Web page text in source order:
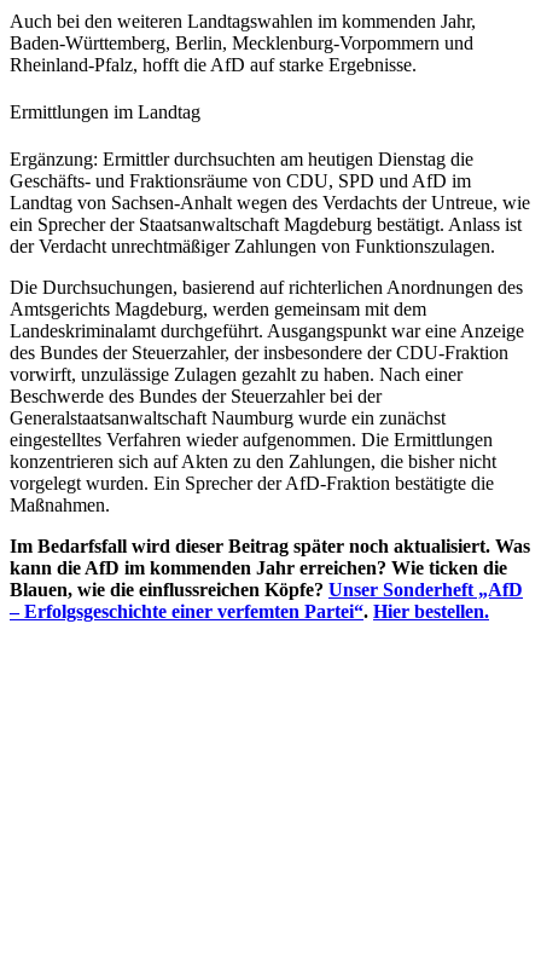
Auch bei den weiteren Landtagswahlen im kommenden Jahr,
Baden-Württemberg, Berlin, Mecklenburg-Vorpommern und
Rheinland-Pfalz, hofft die AfD auf starke Ergebnisse.
Ermittlungen im Landtag
Ergänzung: Ermittler durchsuchten am heutigen Dienstag die
Geschäfts- und Fraktionsräume von CDU, SPD und AfD im
Landtag von Sachsen-Anhalt wegen des Verdachts der Untreue, wie
ein Sprecher der Staatsanwaltschaft Magdeburg bestätigt. Anlass ist
der Verdacht unrechtmäßiger Zahlungen von Funktionszulagen.
Die Durchsuchungen, basierend auf richterlichen Anordnungen des
Amtsgerichts Magdeburg, werden gemeinsam mit dem
Landeskriminalamt durchgeführt. Ausgangspunkt war eine Anzeige
des Bundes der Steuerzahler, der insbesondere der CDU-Fraktion
vorwirft, unzulässige Zulagen gezahlt zu haben. Nach einer
Beschwerde des Bundes der Steuerzahler bei der
Generalstaatsanwaltschaft Naumburg wurde ein zunächst
eingestelltes Verfahren wieder aufgenommen. Die Ermittlungen
konzentrieren sich auf Akten zu den Zahlungen, die bisher nicht
vorgelegt wurden. Ein Sprecher der AfD-Fraktion bestätigte die
Maßnahmen.
Im Bedarfsfall wird dieser Beitrag später noch aktualisiert. Was
kann die AfD im kommenden Jahr erreichen? Wie ticken die
Blauen, wie die einflussreichen Köpfe? Unser Sonderheft „AfD
– Erfolgsgeschichte einer verfemten Partei“. Hier bestellen.